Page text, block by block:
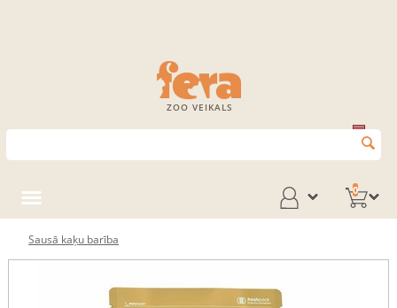
ZOO VEIKALS
0
Sausā kaķu barība